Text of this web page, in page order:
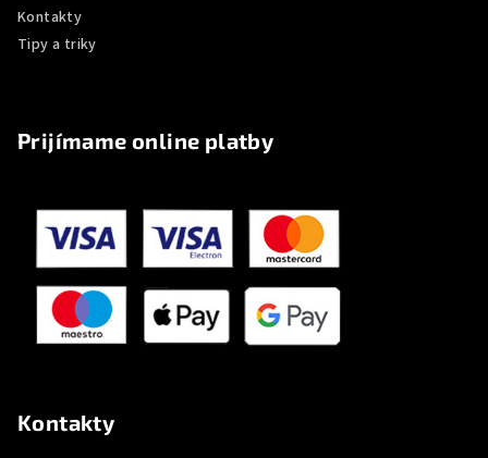
Kontakty
Tipy a triky
Prijímame online platby
Kontakty